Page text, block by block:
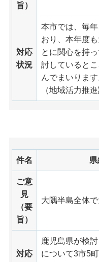
旨）
対応
状況
本市では、毎
おり、本年度
とに関心を持
討していると
んでまいります
（地域活力推進
件名
ご意
見
（要
旨）
大隅半島全体
対応
鹿児島県が検
について3市5